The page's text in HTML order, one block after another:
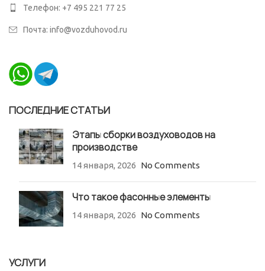
Телефон: +7 495 221 77 25
Почта: info@vozduhovod.ru
ПОСЛЕДНИЕ СТАТЬИ
Этапы сборки воздуховодов на
производстве
14 января, 2026 No Comments
Что такое фасонные элементы
14 января, 2026 No Comments
УСЛУГИ